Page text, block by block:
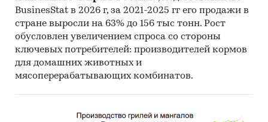
BusinesStat в 2026 г, за 2021-2025 гг его продажи в
стране выросли на 63% до 156 тыс тонн. Рост
обусловлен увеличением спроса со стороны
ключевых потребителей: производителей кормов
для домашних животных и
мясоперерабатывающих комбинатов.